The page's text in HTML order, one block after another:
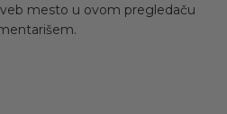
mesto u ovom pregledaču